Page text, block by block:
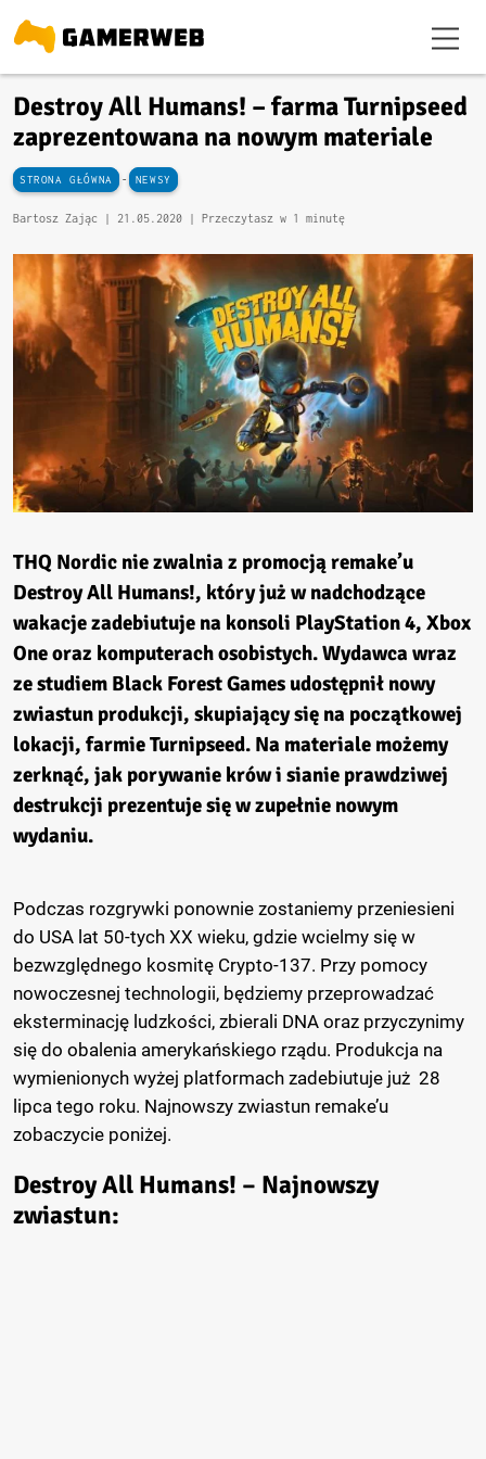
Destroy All Humans! – farma Turnipseed
zaprezentowana na nowym materiale
STRONA GŁÓWNA - NEWSY
Bartosz Zając | 21.05.2020 | Przeczytasz w 1 minutę
THQ Nordic nie zwalnia z promocją remake’u
Destroy All Humans!, który już w nadchodzące
wakacje zadebiutuje na konsoli PlayStation 4, Xbox
One oraz komputerach osobistych. Wydawca wraz
ze studiem Black Forest Games udostępnił nowy
zwiastun produkcji, skupiający się na początkowej
lokacji, farmie Turnipseed. Na materiale możemy
zerknąć, jak porywanie krów i sianie prawdziwej
destrukcji prezentuje się w zupełnie nowym
wydaniu.
Podczas rozgrywki ponownie zostaniemy przeniesieni
do USA lat 50-tych XX wieku, gdzie wcielmy się w
bezwzględnego kosmitę Crypto-137. Przy pomocy
nowoczesnej technologii, będziemy przeprowadzać
eksterminację ludzkości, zbierali DNA oraz przyczynimy
się do obalenia amerykańskiego rządu. Produkcja na
wymienionych wyżej platformach zadebiutuje już 28
lipca tego roku. Najnowszy zwiastun remake’u
zobaczycie poniżej.
Destroy All Humans! – Najnowszy
zwiastun: